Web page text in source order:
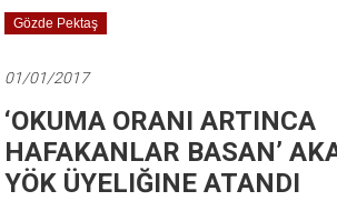
Önce
Türkiye
Gözde Pektaş
01/01/2017
‘OKUMA ORANI ARTINCA
HAFAKANLAR BASAN’
YÖK ÜYELIĞINE ATANDI